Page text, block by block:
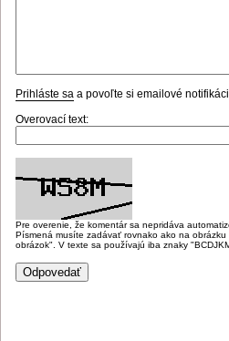
Prihláste sa a povoľte si emailové
Overovací text:
Pre overenie, že komentár sa nepridáva
Písmená musíte zadávať rovnako ako na
obrázok". V texte sa používajú iba znaky